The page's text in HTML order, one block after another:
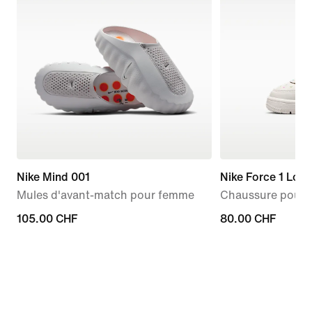
Nike Mind 001
Mules d'avant-match pour femme
105.00 CHF
105.00 CHF
Nike Force 1 Low
Chaussure pour
80.00 CHF
80.00 CHF